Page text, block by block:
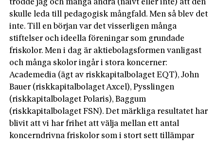
trodde jag och många andra (naivt eller inte) att den
skulle leda till pedagogisk mångfald. Men så blev det
inte. Till en början var det visserligen många
stiftelser och ideella föreningar som grundade
friskolor. Men i dag är aktiebolagsformen vanligast
och många skolor ingår i stora koncerner:
Academedia (ägt av riskkapitalbolaget EQT), John
Bauer (riskkapitalbolaget Axcel), Pysslingen
(riskkapitalbolaget Polaris), Baggum
(riskkapitalbolaget FSN). Det märkliga resultatet har
blivit att vi har frihet att välja mellan ett antal
koncerndrivna friskolor som i stort sett tillämpar